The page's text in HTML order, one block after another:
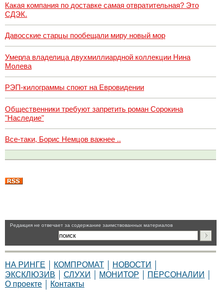
Какая компания по доставке самая отвратительная? Это
СДЭК.
Давосские старцы пообещали миру новый мор
Умерла владелица двухмиллиардной коллекции Нина
Молева
РЭП-килограммы споют на Евровидении
Общественники требуют запретить роман Сорокина
"Наследие"
Все-таки, Борис Немцов важнее ..
Pедакция не отвечает за содержание заимствованных материалов
НА РИНГЕ КОМПРОМАТ
НОВОСТИ
ЭКСКЛЮЗИВ
СЛУХИ МОНИТОР
ПЕРСОНАЛИИ
О проекте
Контакты